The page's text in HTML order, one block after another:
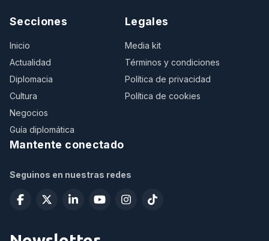
Secciones
Inicio
Actualidad
Diplomacia
Cultura
Negocios
Guía diplomática
Legales
Media kit
Términos y condiciones
Política de privacidad
Política de cookies
Mantente conectado
Seguinos en nuestras redes